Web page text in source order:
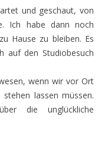
und geschaut, von
Ich habe dann noch
Hause zu bleiben. Es
auf den Studiobesuch
wenn wir vor Ort
lassen müssen.
die unglückliche